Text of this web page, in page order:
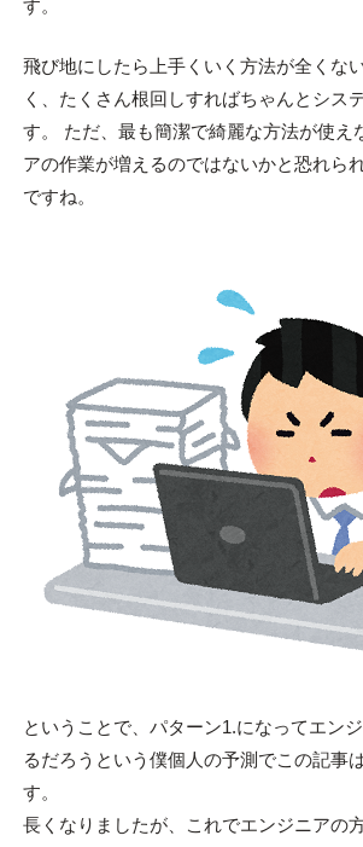
す。
飛び地にしたら上手くいく方法が全くな
く、たくさん根回しすればちゃんとシス
す。 ただ、最も簡潔で綺麗な方法が使え
アの作業が増えるのではないかと恐れら
ですね。
ということで、パターン1.になってエン
るだろうという僕個人の予測でこの記事
す。
長くなりましたが、これでエンジニアの